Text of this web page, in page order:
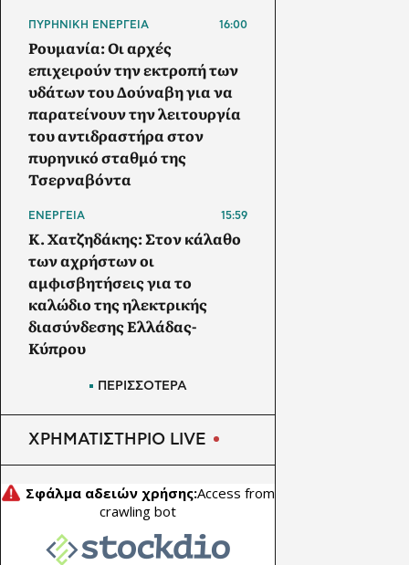
ΠΥΡΗΝΙΚΗ ΕΝΕΡΓΕΙΑ 16:00
Ρουμανία: Οι αρχές
επιχειρούν την εκτροπή των
υδάτων του Δούναβη για να
παρατείνουν την λειτουργία
του αντιδραστήρα στον
πυρηνικό σταθμό της
Τσερναβόντα
ΕΝΕΡΓΕΙΑ 15:59
Κ. Χατζηδάκης: Στον κάλαθο
των αχρήστων οι
αμφισβητήσεις για το
καλώδιο της ηλεκτρικής
διασύνδεσης Ελλάδας-
Κύπρου
ΠΕΤΡΕΛΑΙΟ
πετρέλαιο καθώς ο πόλεμος
με το Ιράν περιορίζει τις
προμήθειες από τη Μέση
Ανατολή
Αυστραλία: Στα 3 δισ.
ΠΕΡΙΣΣΟΤΕΡΑ
ΧΡΗΜΑΤΙΣΤΗΡΙΟ LIVE